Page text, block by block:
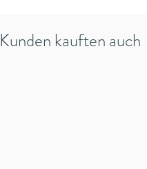
Kunden kauften auch